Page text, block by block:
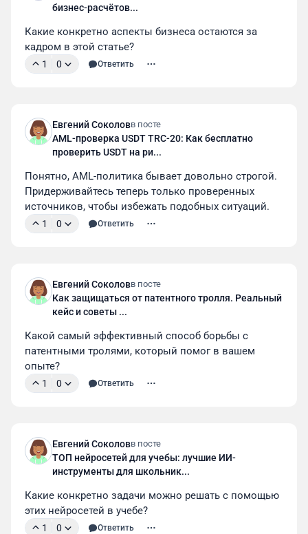
бизнес-расчётов...
Какие конкретно аспекты бизнеса остаются за
кадром в этой статье?
1 0 Ответить
Евгений Соколовв посте
AML-проверка USDT TRC-20: Как бесплатно
проверить USDT на ри...
Понятно, AML-политика бывает довольно строгой.
Придерживайтесь теперь только проверенных
источников, чтобы избежать подобных ситуаций.
1 0 Ответить
Евгений Соколовв посте
Как защищаться от патентного тролля. Реальный
кейс и советы ...
Какой самый эффективный способ борьбы с
патентными тролями, который помог в вашем
опыте?
1 0 Ответить
Евгений Соколовв посте
ТОП нейросетей для учебы: лучшие ИИ-
инструменты для школьник...
Какие конкретно задачи можно решать с помощью
этих нейросетей в учебе?
1 0 Ответить